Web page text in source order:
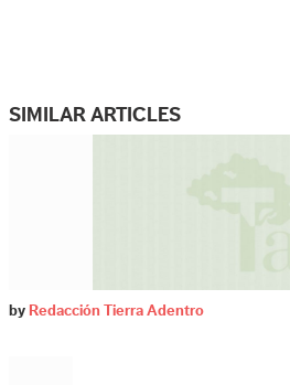
SIMILAR ARTICLES
by Redacción Tierra Adentro